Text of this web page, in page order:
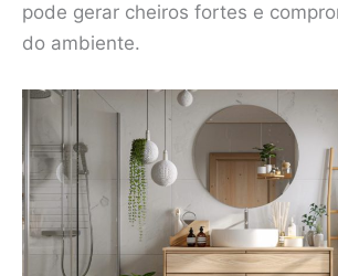
pode gerar cheiros fortes e
do ambiente.